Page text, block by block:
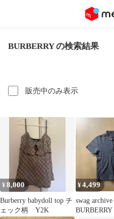
BURBERRY の検索結果
販売中のみ表示
¥8,000
Burberry babydoll top チ
ェック柄 Y2K
¥4,499
swag archive